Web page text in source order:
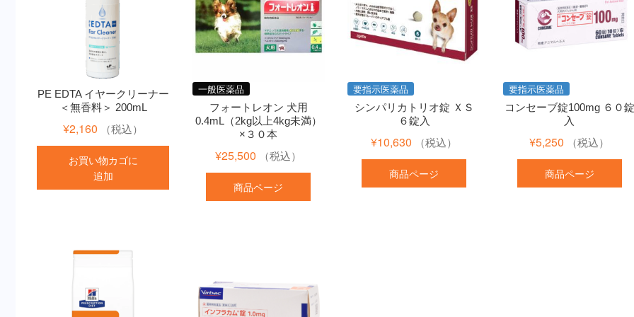
PE EDTA イヤークリーナー
＜無香料＞ 200mL
¥2,160 （税込）
お買い物カゴに
追加
一般医薬品
フォートレオン 犬用
0.4mL（2kg以上4kg未満）
×３０本
¥25,500 （税込）
商品ページ
要指示医薬品
シンパリカトリオ錠 ＸＳ
６錠入
¥10,630 （税込）
商品ページ
要指示医薬品
コンセーブ錠100mg ６０錠
入
¥5,250 （税込）
商品ページ